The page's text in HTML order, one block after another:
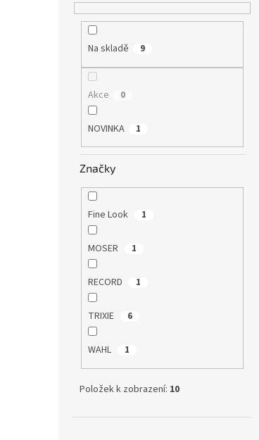
Na skladě 9
Akce 0
NOVINKA 1
Značky
Fine Look 1
MOSER 1
RECORD 1
TRIXIE 6
WAHL 1
Položek k zobrazení: 10